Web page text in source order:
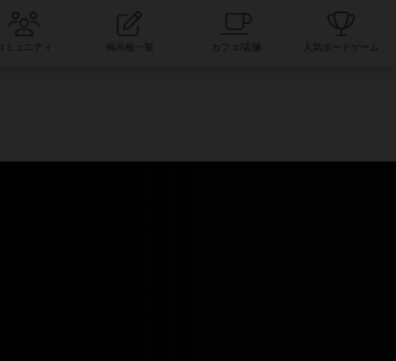
コミュニティ